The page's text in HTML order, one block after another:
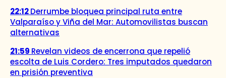
22:12Derrumbe bloquea principal ruta entre
Valparaíso y Viña del Mar: Automovilistas buscan
alternativas
21:59 Revelan videos de encerrona que repelió
escolta de Luis Cordero: Tres imputados quedaron
en prisión preventiva